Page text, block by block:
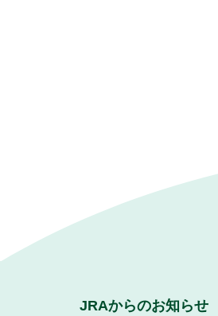
JRAからのお知らせ